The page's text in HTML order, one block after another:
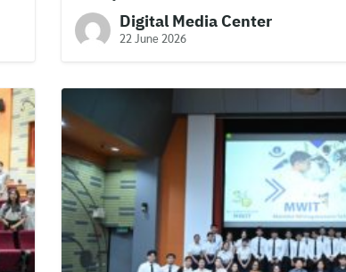
Digital Media Center
22 June 2026